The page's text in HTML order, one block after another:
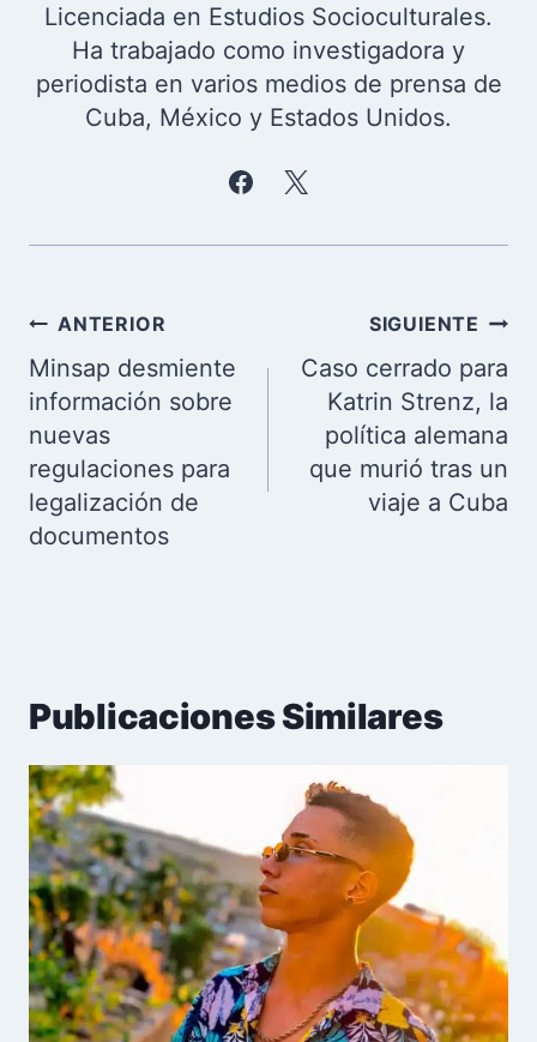
Licenciada en Estudios Socioculturales.
Ha trabajado como investigadora y
periodista en varios medios de prensa de
Cuba, México y Estados Unidos.
Navegación
de
entradas
ANTERIOR
Minsap desmiente
información sobre
nuevas
regulaciones para
legalización de
documentos
SIGUIENTE
Caso cerrado para
Katrin Strenz, la
política alemana
que murió tras un
viaje a Cuba
Publicaciones Similares